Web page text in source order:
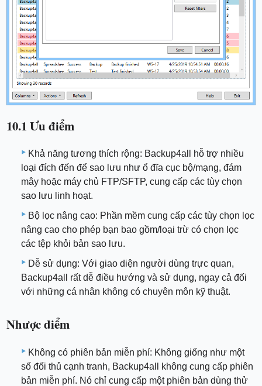
10.1 Ưu điểm
Khả năng tương thích rộng: Backup4all hỗ trợ nhiều
loại đích đến để sao lưu như ổ đĩa cục bộ/mạng, đám
mây hoặc máy chủ FTP/SFTP, cung cấp các tùy chọn
sao lưu linh hoạt.
Bộ lọc nâng cao: Phần mềm cung cấp các tùy chọn lọc
nâng cao cho phép bạn bao gồm/loại trừ có chọn lọc
các tệp khỏi bản sao lưu.
Dễ sử dụng: Với giao diện người dùng trực quan,
Backup4all rất dễ điều hướng và sử dụng, ngay cả đối
với những cá nhân không có chuyên môn kỹ thuật.
Nhược điểm
Không có phiên bản miễn phí: Không giống như một
số đối thủ cạnh tranh, Backup4all không cung cấp phiên
bản miễn phí. Nó chỉ cung cấp một phiên bản dùng thử